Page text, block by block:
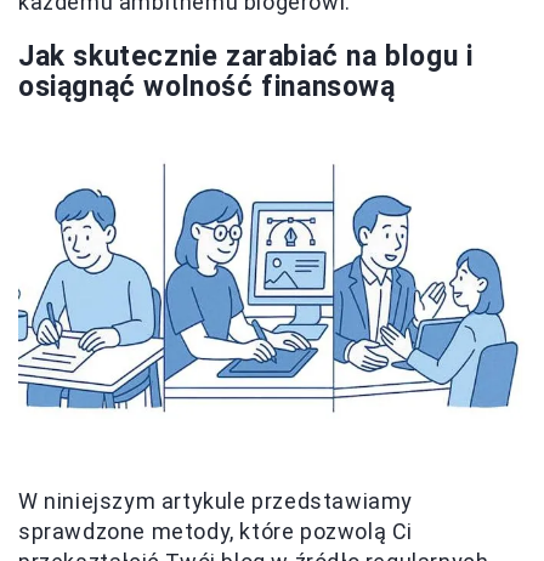
Jak skutecznie zarabiać na blogu i
osiągnąć wolność finansową
W niniejszym artykule przedstawiamy
sprawdzone metody, które pozwolą Ci